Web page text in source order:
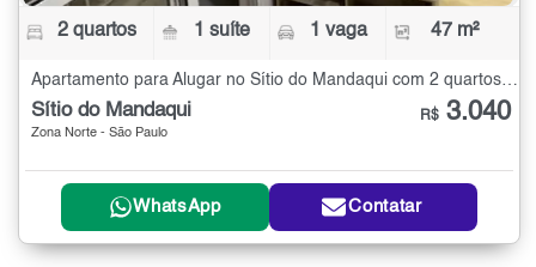
2 quartos 1 suíte 1 vaga 47 m²
Sítio do Mandaqui
Zona Norte - São Paulo
R$ 3.040
WhatsApp Contatar